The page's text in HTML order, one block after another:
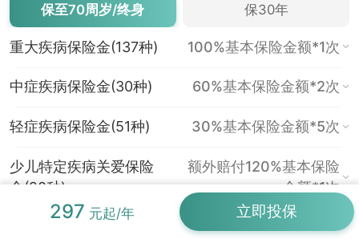
保至70周岁/终身 保30年
重大疾病保险金(137种) 100%基本保险金额*1次
中症疾病保险金(30种) 60%基本保险金额*2次
轻症疾病保险金(51种) 30%基本保险金额*5次
少儿特定疾病关爱保险
金(20种)
额外赔付120%基本保险
金额*1次
额外赔付200%基本保险
297 元起/年 立即投保